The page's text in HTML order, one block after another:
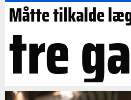
Måtte tilkalde
tre